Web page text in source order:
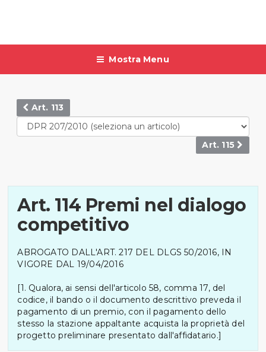
Mostra Menu
Art. 113
Art. 115
Art. 114 Premi nel dialogo
competitivo
ABROGATO DALL'ART. 217 DEL DLGS 50/2016, IN
VIGORE DAL 19/04/2016
[1. Qualora, ai sensi dell'articolo 58, comma 17, del
codice, il bando o il documento descrittivo preveda il
pagamento di un premio, con il pagamento dello
stesso la stazione appaltante acquista la proprietà del
progetto preliminare presentato dall'affidatario.]